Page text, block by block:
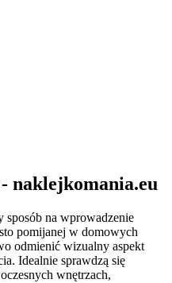
naklejkomania.eu
sposób na wprowadzenie
pomijanej w domowych
odmienić wizualny aspekt
Idealnie sprawdzą się
wnętrzach,